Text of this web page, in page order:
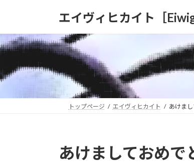
ン
ツ
ス
ー
シ
ン
エイヴィヒカイト［
トップページ エイヴィヒカイト あけま
あけましておめで